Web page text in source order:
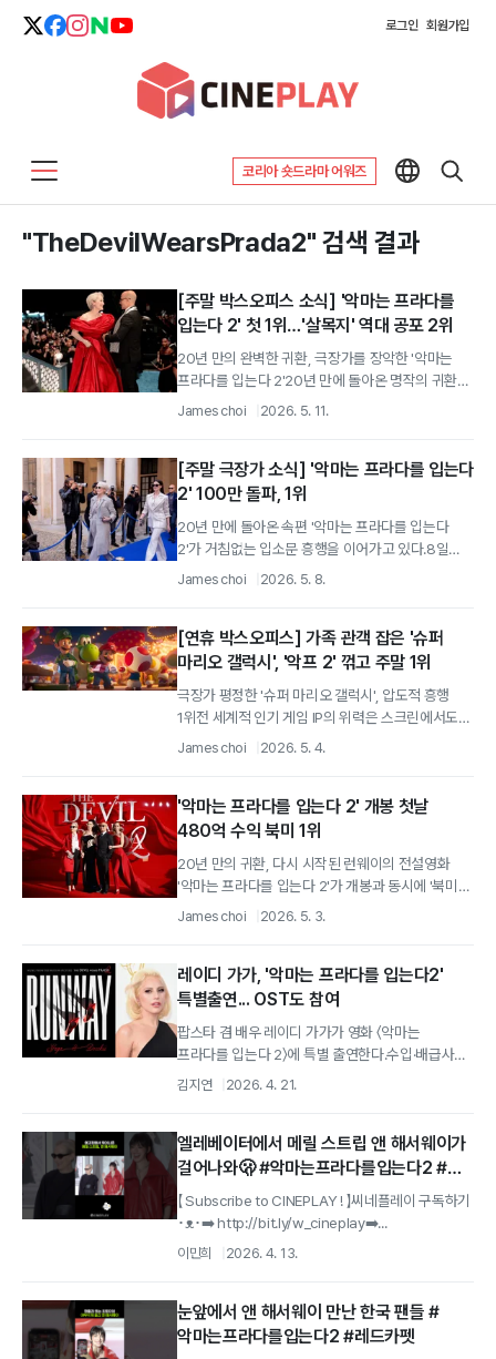
로그인 회원가입
코리아 숏드라마 어워즈
"TheDevilWearsPrada2" 검색 결과
[주말 박스오피스 소식] '악마는 프라다를
입는다 2' 첫 1위…'살목지' 역대 공포 2위
20년 만의 완벽한 귀환, 극장가를 장악한 '악마는
프라다를 입는다 2'20년 만에 돌아온 명작의 귀환에
극장가가 뜨겁게 응답했다.
James choi 2026. 5. 11.
[주말 극장가 소식] '악마는 프라다를 입는다
2' 100만 돌파, 1위
20년 만에 돌아온 속편 '악마는 프라다를 입는다
2'가 거침없는 입소문 흥행을 이어가고 있다.8일
영화관입장권 통합전산망 자료에 따르면,...
James choi 2026. 5. 8.
[연휴 박스오피스] 가족 관객 잡은 '슈퍼
마리오 갤럭시', '악프 2' 꺾고 주말 1위
극장가 평정한 '슈퍼 마리오 갤럭시', 압도적 흥행
1위전 세계적 인기 게임 IP의 위력은 스크린에서도
유효했다.
James choi 2026. 5. 4.
'악마는 프라다를 입는다 2' 개봉 첫날
480억 수익 북미 1위
20년 만의 귀환, 다시 시작된 런웨이의 전설영화
'악마는 프라다를 입는다 2'가 개봉과 동시에 '북미
박스오피스' 1위를 탈환하며 흥행...
James choi 2026. 5. 3.
레이디 가가, '악마는 프라다를 입는다2'
특별출연... OST도 참여
팝스타 겸 배우 레이디 가가가 영화 〈악마는
프라다를 입는다 2〉에 특별 출연한다.수입·배급사
월트디즈니 컴퍼니 코리아는 레이디 가가가 오는...
김지연 2026. 4. 21.
엘레베이터에서 메릴 스트립 앤 해서웨이가
걸어나와🫢 #악마는프라다를입는다2 #
레드카펫
【 Subscribe to CINEPLAY ! 】씨네플레이 구독하기
･ᴥ･➡️ http://bit.ly/w_cineplay➡️...
이민희 2026. 4. 13.
눈앞에서 앤 해서웨이 만난 한국 팬들 #
악마는프라다를입는다2 #레드카펫